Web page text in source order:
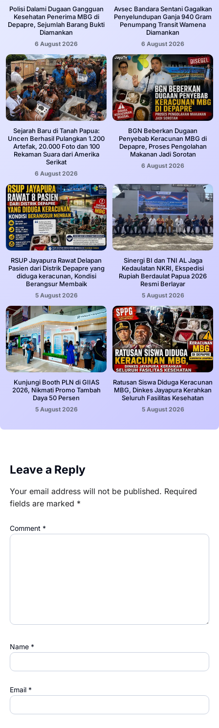
‎Polisi Dalami Dugaan Gangguan
Kesehatan Penerima MBG di
Depapre, Sejumlah Barang Bukti
Diamankan
6 August 2026
Avsec Bandara Sentani Gagalkan
Penyelundupan Ganja 940 Gram
Penumpang Transit Wamena
Diamankan
6 August 2026
Sejarah Baru di Tanah Papua:
Uncen Berhasil Pulangkan 1.200
Artefak, 20.000 Foto dan 100
Rekaman Suara dari Amerika
Serikat
6 August 2026
BGN Beberkan Dugaan
Penyebab Keracunan MBG di
Depapre, Proses Pengolahan
Makanan Jadi Sorotan
6 August 2026
RSUP Jayapura Rawat Delapan
Pasien dari Distrik Depapre yang
diduga keracunan, Kondisi
Berangsur Membaik
5 August 2026
Sinergi BI dan TNI AL Jaga
Kedaulatan NKRI, Ekspedisi
Rupiah Berdaulat Papua 2026
Resmi Berlayar
5 August 2026
Kunjungi Booth PLN di GIIAS
2026, Nikmati Promo Tambah
Daya 50 Persen
5 August 2026
Ratusan Siswa Diduga Keracunan
MBG, Dinkes Jayapura Kerahkan
Seluruh Fasilitas Kesehatan
5 August 2026
Leave a Reply
Your email address will not be published. Required
fields are marked *
Comment *
Name *
Email *